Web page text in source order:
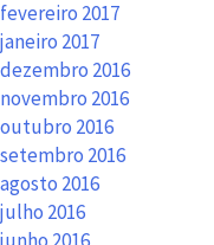
fevereiro 2017
janeiro 2017
dezembro 2016
novembro 2016
outubro 2016
setembro 2016
agosto 2016
julho 2016